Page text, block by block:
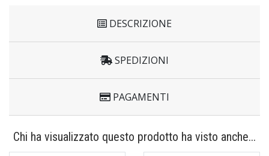
delle normative europee e nazionali relative all'installazione
Tale dichiarazione è fondamentale per concludere
correttamente l'acquisto.
DESCRIZIONE
SPEDIZIONI
PAGAMENTI
Chi ha visualizzato questo prodotto ha visto anche...